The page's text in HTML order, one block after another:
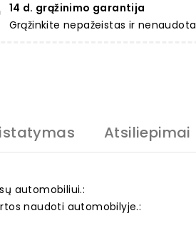
14 d. grąžinimo garantija
Grąžinkite nepažeistas ir
Atsiliepimai
automobiliui.:
naudoti automobilyje.: